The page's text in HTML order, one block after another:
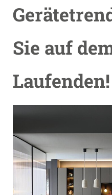
Sie auf
Laufenden!